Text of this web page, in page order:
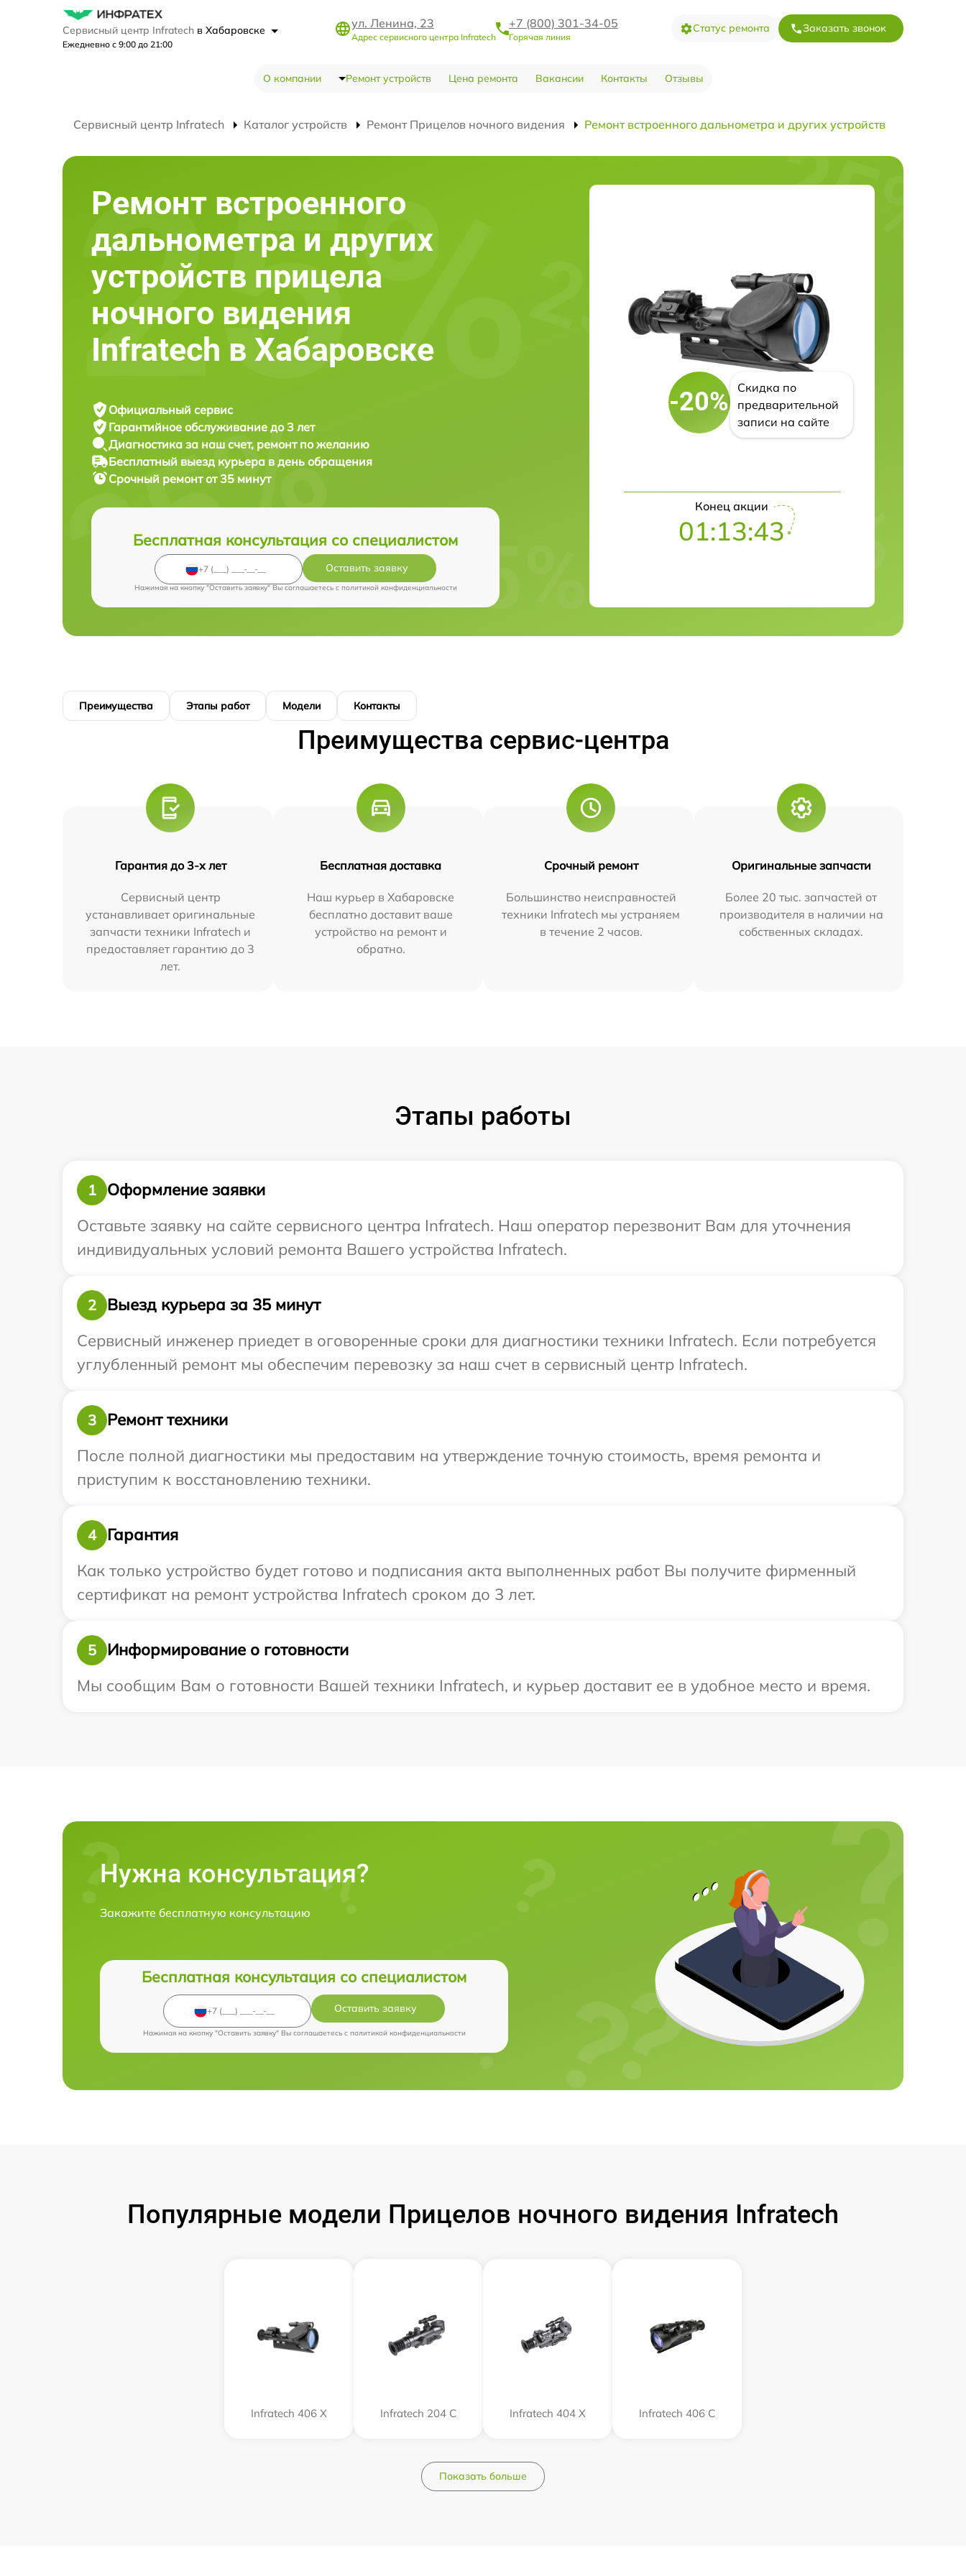
Сервисный центр Infratech в Хабаровске
Ежедневно с 9:00 до 21:00
ул. Ленина, 23
Адрес сервисного центра Infratech
+7 (800) 301-34-05
Горячая линия
Статус ремонта Заказать звонок
О компании Ремонт устройств Цена ремонта Вакансии Контакты Отзывы
Сервисный центр Infratech Каталог устройств Ремонт Прицелов ночного видения Ремонт встроенного дальнометра и других устройств
Ремонт встроенного
дальнометра и других
устройств прицела
ночного видения
Infratech в Хабаровске
Официальный сервис
Гарантийное обслуживание до 3 лет
Диагностика за наш счет, ремонт по желанию
Бесплатный выезд курьера в день обращения
Срочный ремонтот 35 минут
Бесплатная консультация со специалистом
Оставить заявку
Нажимая на кнопку "Оставить заявку" Вы соглашаетесь c политикой конфиденциальности
-20%
Скидка по
предварительной
записи на сайте
Конец акции
01:13:42
Преимущества Этапы работ Модели Контакты
Преимущества сервис-центра
Гарантия до 3-х лет
Сервисный центр
устанавливает оригинальные
запчасти техники Infratech и
предоставляет гарантию до 3
лет.
Бесплатная доставка
Наш курьер в Хабаровске
бесплатно доставит ваше
устройство на ремонт и
обратно.
Срочный ремонт
Большинство неисправностей
техники Infratech мы устраняем
в течение 2 часов.
Оригинальные запчасти
Более 20 тыс. запчастей от
производителя в наличии на
собственных складах.
Этапы работы
1
Оформление заявки
Оставьте заявку на сайте сервисного центра Infratech. Наш оператор перезвонит Вам для уточнения
индивидуальных условий ремонта Вашего устройства Infratech.
2
Выезд курьера за 35 минут
Сервисный инженер приедет в оговоренные сроки для диагностики техники Infratech. Если потребуется
углубленный ремонт мы обеспечим перевозку за наш счет в сервисный центр Infratech.
3
Ремонт техники
После полной диагностики мы предоставим на утверждение точную стоимость, время ремонта и
приступим к восстановлению техники.
4
Гарантия
Как только устройство будет готово и подписания акта выполненных работ Вы получите фирменный
сертификат на ремонт устройства Infratech сроком до 3 лет.
5
Информирование о готовности
Мы сообщим Вам о готовности Вашей техники Infratech, и курьер доставит ее в удобное место и время.
Нужна консультация?
Закажите бесплатную консультацию
Бесплатная консультация со специалистом
Оставить заявку
Нажимая на кнопку "Оставить заявку" Вы соглашаетесь c политикой конфиденциальности
Популярные модели Прицелов ночного видения Infratech
Infratech 406 Х Infratech 204 С Infratech 404 Х Infratech 406 С
Показать больше